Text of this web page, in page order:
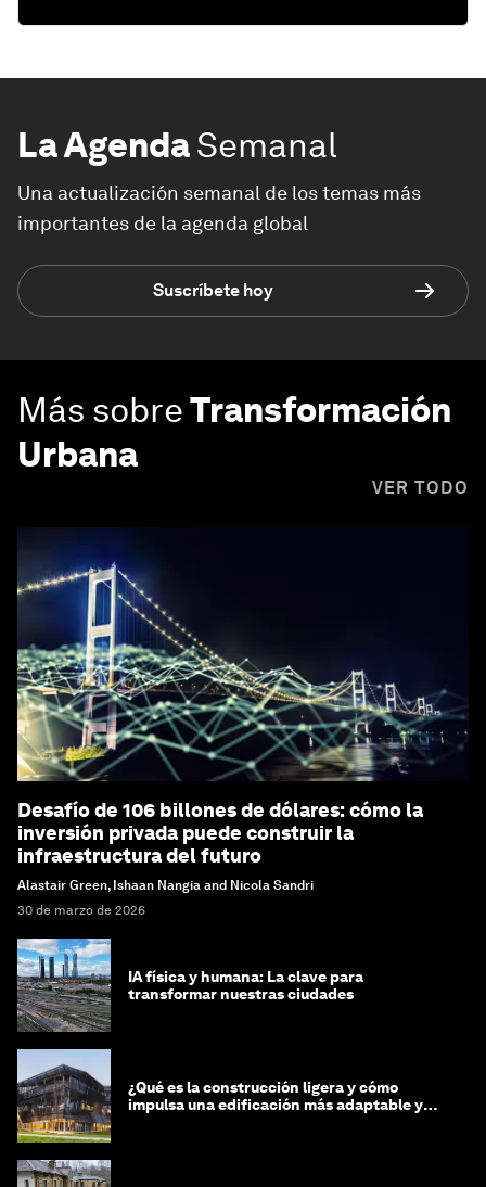
La AgendaSemanal
Una actualización semanal de los temas más
importantes de la agenda global
Suscríbete hoy
Más sobreTransformación
Urbana
VER TODO
Desafío de 106 billones de dólares: cómo la
inversión privada puede construir la
infraestructura del futuro
Alastair Green, Ishaan Nangia and Nicola Sandri
30 de marzo de 2026
IA física y humana: La clave para
transformar nuestras ciudades
¿Qué es la construcción ligera y cómo
impulsa una edificación más adaptable y